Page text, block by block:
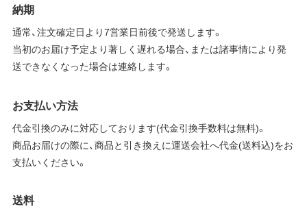
納期
通常、注文確定日より7営業日前後で発送します。
当初のお届け予定より著しく遅れる場合、または諸事情により発
送できなくなった場合は連絡します。
お支払い方法
代金引換のみに対応しております(代金引換手数料は無料)。
商品お届けの際に、商品と引き換えに運送会社へ代金(送料込)をお
支払いください。
送料